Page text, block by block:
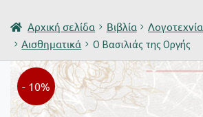
Αρχική σελίδα Βιβλία Λογοτεχνία
Αισθηματικά
Ο Βασιλιάς της Οργής
- 10%